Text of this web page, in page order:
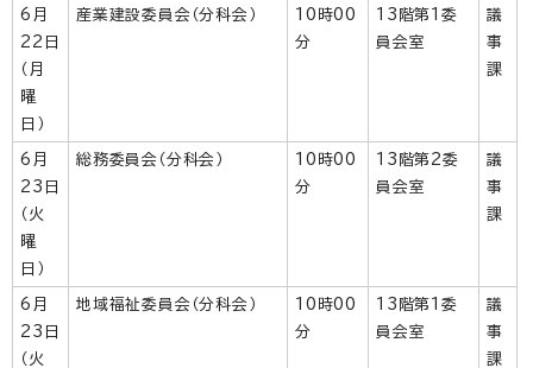
6月
22日
（月
曜
日）
産業建設委員会（分科会）
10時00
分
13階第1委
員会室
議
事
課
6月
23日
（火
曜
日）
総務委員会（分科会）
10時00
分
13階第2委
員会室
議
事
課
6月
23日
（火
地域福祉委員会（分科会）
10時00
分
13階第1委
員会室
議
事
課